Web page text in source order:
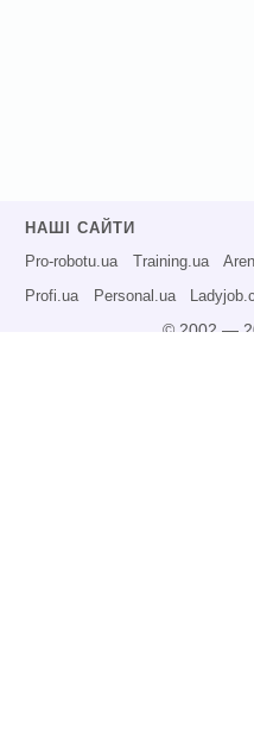
НАШІ САЙТИ
Pro-robotu.ua Training.ua
Profi.ua Personal.ua
© 2002 —